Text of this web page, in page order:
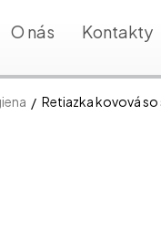
O nás Kontakty
Retiazka kovová